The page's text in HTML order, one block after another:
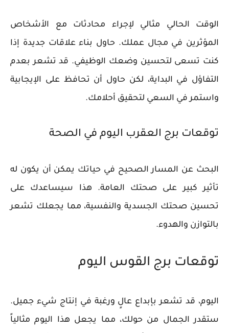
الوقت الحالي مثالي لإجراء محادثات مع الأشخاص
المؤثرين في مجال عملك. حاول بناء علاقات جديدة إذا
كنت تسعى لتحسين وضعك الوظيفي. قد تشعر بعدم
التفاؤل في البداية، لكن حاول أن تحافظ على الإيجابية
واستمر في السعي لتحقيق أحلامك.
توقعات برج العقرب اليوم في الصحة
البحث عن المسار الصحيح في حياتك يمكن أن يكون له
تأثير كبير على صحتك العامة. هذا سيساعدك على
تحسين صحتك الجسدية والنفسية، مما يجعلك تشعر
بالتوازن والهدوء.
توقعات برج القوس اليوم
اليوم، قد تشعر بإبداع عالٍ ورغبة في إنتاج شيء جميل.
ستقدر الجمال من حولك، مما يجعل هذا اليوم مثالياً